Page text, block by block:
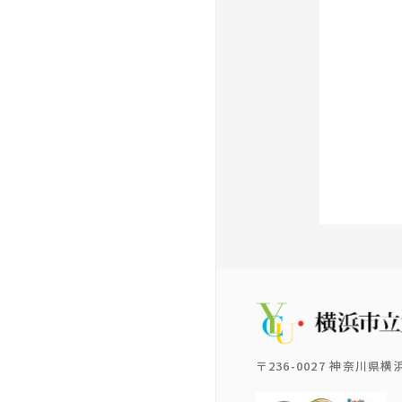
〒236-0027 神奈川県横